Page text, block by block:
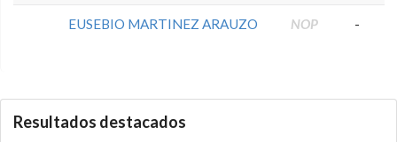
EUSEBIO MARTINEZ ARAUZO NOP -
Resultados destacados